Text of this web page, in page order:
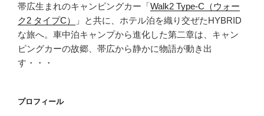
汲
み
場
な
ど。
雲
帯広生まれのキャンピングカー「Walk2 Type‑C（ウォー
ク2 タイプC）
」と共に、ホテル泊を織り交ぜたHYBRID
な旅へ。車中泊キャンプから進化した第二章は、キャン
ピングカーの故郷、帯広から静かに物語が動き出
す・・・
プロフィール